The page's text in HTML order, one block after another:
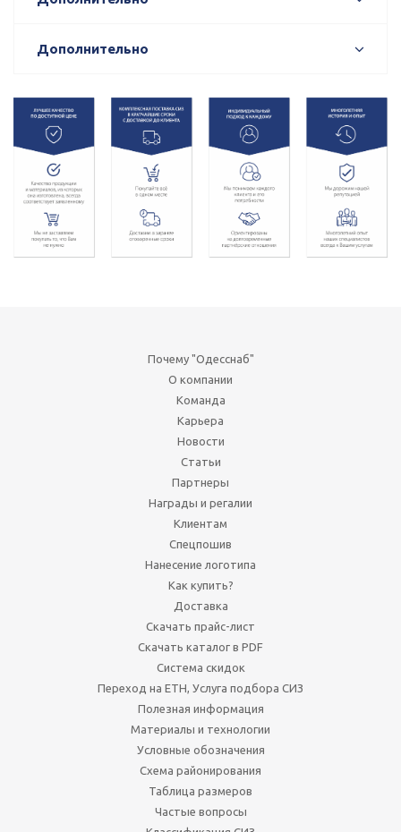
Дополнительно
Почему "Одесснаб"
О компании
Команда
Карьера
Новости
Статьи
Партнеры
Награды и регалии
Клиентам
Спецпошив
Нанесение логотипа
Как купить?
Доставка
Скачать прайс-лист
Скачать каталог в PDF
Система скидок
Переход на ЕТН, Услуга подбора СИЗ
Полезная информация
Материалы и технологии
Условные обозначения
Схема районирования
Таблица размеров
Частые вопросы